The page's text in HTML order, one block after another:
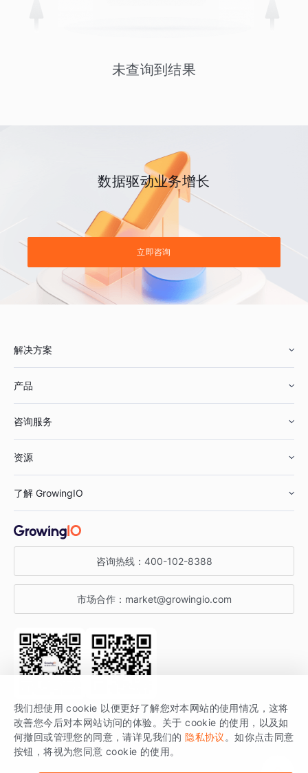
未查询到结果
数据驱动业务增长
立即咨询
解决方案
鞋服行业
汽车行业
金融行业
产品
智能运营
获客分析
咨询服务
资源
增长公开课
增长博客
开发者文档
SDK 文档
场景指南
了解 GrowingIO
关于 GrowingIO
增长大会
行业活动
咨询热线： 400-102-8388
市场合作： market@growingio.com
关注公众号 获取更多干货
GrowingIO 是专注于数据智能分析与增长的品牌，核心平台为 GrowingIO
分析云。
我们想使用 cookie 以便更好了解您对本网站的使用情况，这将
改善您今后对本网站访问的体验。关于 cookie 的使用，以及如
何撤回或管理您的同意，请详见我们的 隐私协议 。如你点击同意
按钮，将视为您同意 cookie 的使用。